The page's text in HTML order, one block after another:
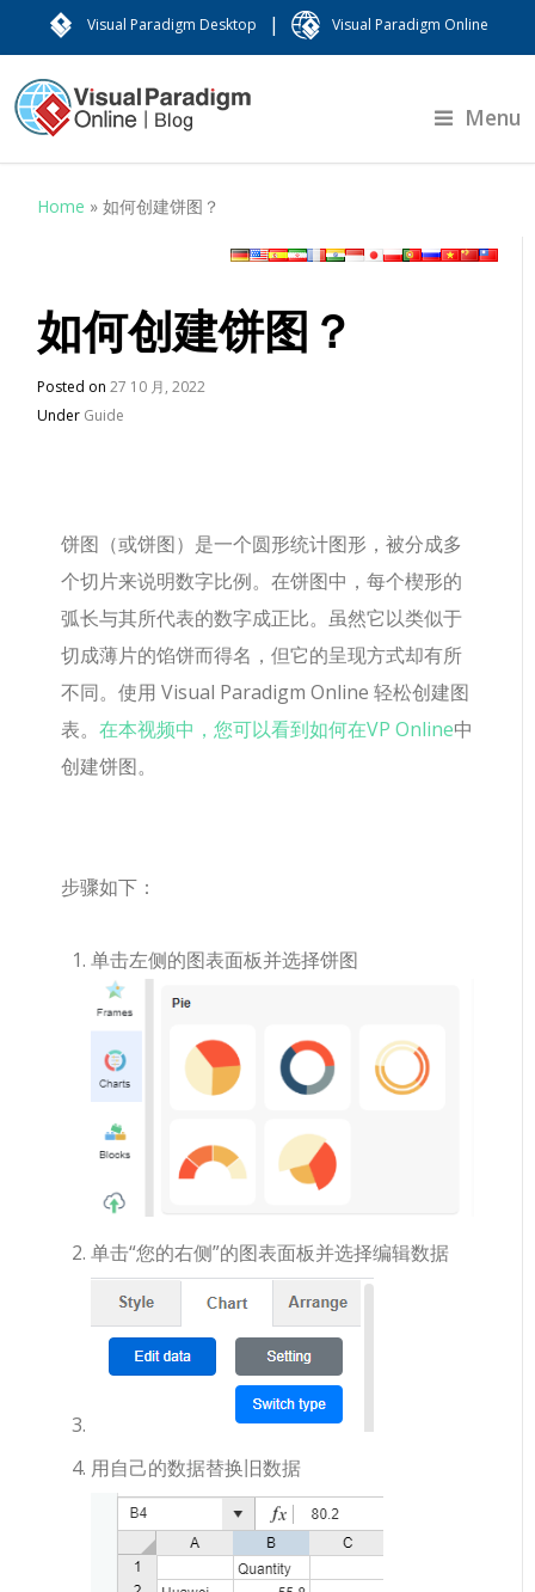
Visual Paradigm Desktop | Visual Paradigm Online
Menu
Home »如何创建饼图？
如何创建饼图？
Posted on27 10 月, 2022
Under Guide
饼图（或饼图）是一个圆形统计图形，被分成多
个切片来说明数字比例。在饼图中，每个楔形的
弧长与其所代表的数字成正比。虽然它以类似于
切成薄片的馅饼而得名，但它的呈现方式却有所
不同。使用 Visual Paradigm Online 轻松创建图
表。在本视频中，您可以看到如何在VP Online中
创建饼图。
步骤如下：
单击左侧的图表面板并选择饼图
单击“您的右侧”的图表面板并选择编辑数据
用自己的数据替换旧数据